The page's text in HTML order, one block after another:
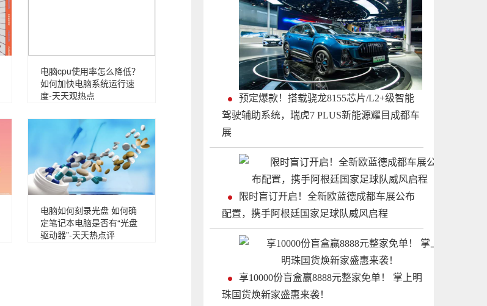
电脑cpu使用率怎么降低？
如何加快电脑系统运行速
度-天天观热点
电脑如何刻录光盘 如何确
定笔记本电脑是否有“光盘
驱动器”-天天热点评
预定爆款！搭载骁龙8155芯片/L2+级智能
驾驶辅助系统，瑞虎7 PLUS新能源耀目成都车
展
限时盲订开启！全新欧蓝德成都车展公布
配置，携手阿根廷国家足球队威风启程
享10000份盲盒赢8888元整家免单！ 掌上明
珠国货焕新家盛惠来袭！